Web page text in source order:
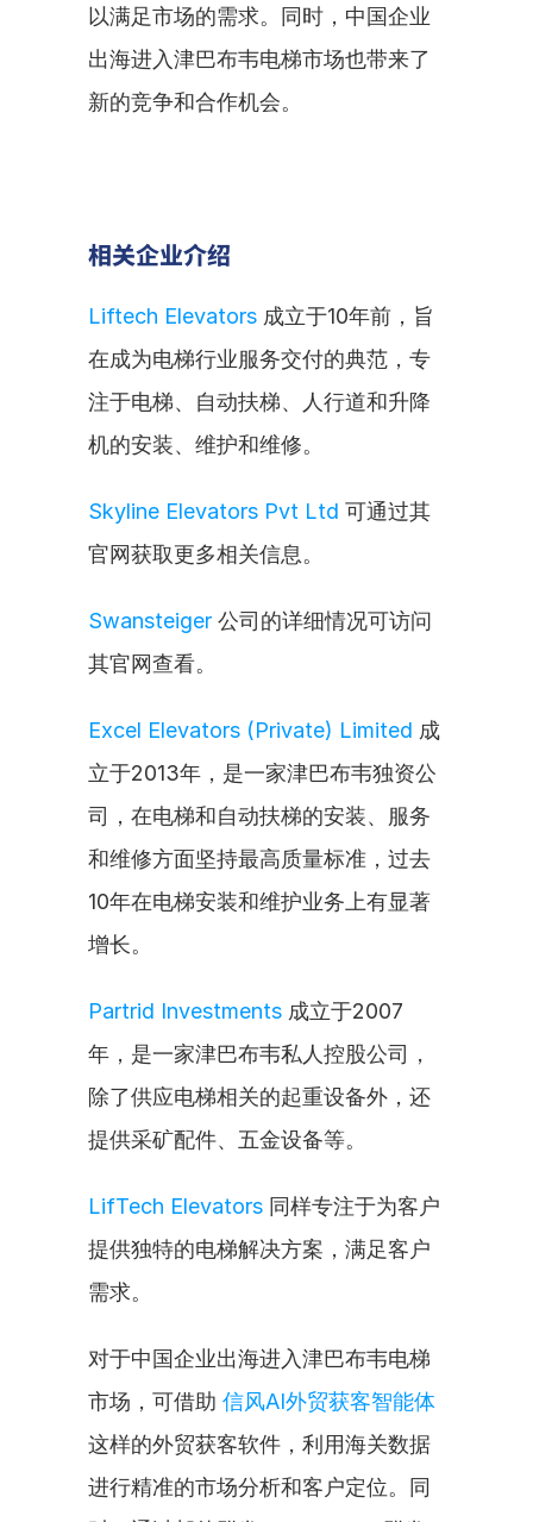
以满足市场的需求。同时，中国企业
出海进入津巴布韦电梯市场也带来了
新的竞争和合作机会。
相关企业介绍
Liftech Elevators 成立于10年前，旨
在成为电梯行业服务交付的典范，专
注于电梯、自动扶梯、人行道和升降
机的安装、维护和维修。
Skyline Elevators Pvt Ltd 可通过其
官网获取更多相关信息。
Swansteiger 公司的详细情况可访问
其官网查看。
Excel Elevators (Private) Limited 成
立于2013年，是一家津巴布韦独资公
司，在电梯和自动扶梯的安装、服务
和维修方面坚持最高质量标准，过去
10年在电梯安装和维护业务上有显著
增长。
Partrid Investments 成立于2007
年，是一家津巴布韦私人控股公司，
除了供应电梯相关的起重设备外，还
提供采矿配件、五金设备等。
LifTech Elevators 同样专注于为客户
提供独特的电梯解决方案，满足客户
需求。
对于中国企业出海进入津巴布韦电梯
市场，可借助 信风AI外贸获客智能体
这样的外贸获客软件，利用海关数据
进行精准的市场分析和客户定位。同